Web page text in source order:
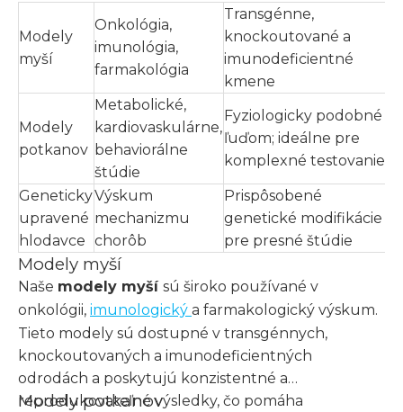
Modely
myší
Onkológia,
imunológia,
farmakológia
Transgénne,
knockoutované a
imunodeficientné
kmene
Modely
potkanov
Metabolické,
kardiovaskulárne,
behaviorálne
štúdie
Fyziologicky podobné
ľuďom; ideálne pre
komplexné testovanie
Geneticky
upravené
hlodavce
Výskum
mechanizmu
chorôb
Prispôsobené
genetické modifikácie
pre presné štúdie
Modely myší
Naše modely myší sú široko používané v
onkológii, imunologický a farmakologický výskum.
Tieto modely sú dostupné v transgénnych,
knockoutovaných a imunodeficientných
odrodách a poskytujú konzistentné a
reprodukovateľné výsledky, čo pomáha
Modely potkanov